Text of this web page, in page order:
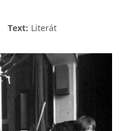
Text: Literát